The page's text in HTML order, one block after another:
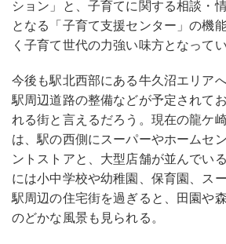
ション」と、子育てに関する相談・
となる「子育て支援センター」の機
く子育て世代の力強い味方となってい
今後も駅北西部にある牛久沼エリア
駅周辺道路の整備などが予定されて
れる街と言えるだろう。現在の龍ケ
は、駅の西側にスーパーやホームセ
ントストアと、大型店舗が並んでい
には小中学校や幼稚園、保育園、ス
駅周辺の住宅街を過ぎると、田園や
のどかな風景も見られる。